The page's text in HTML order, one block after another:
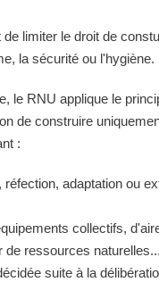
limiter le droit de
la sécurité ou l'hygiène.
le RNU applique le
de construire
:
adaptation ou
collectifs,
de ressources naturelles...
suite à la